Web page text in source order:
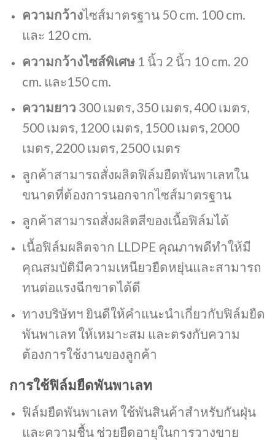
ความกว้างไซส์มาตรฐาน 50 cm. 100 cm.
และ 120 cm.
ความกว้างไซส์พิเศษ1 นิ้ว 2 นิ้ว 10 cm. 20
cm. และ150 cm.
ความยาว 300 เมตร, 350 เมตร, 400 เมตร,
500 เมตร, 1200 เมตร, 1500 เมตร, 2000
เมตร, 2200 เมตร, 2500 เมตร
ลูกค้าสามารถสั่งผลิตฟิล์มยืดพันพาเลทใน
ขนาดที่ต้องการนอกจากไซส์มาตรฐาน
ลูกค้าสามารถสั่งผลิตสีของเนื้อฟิล์มได้
เนื้อฟิล์มผลิตจาก LLDPE คุณภาพดีทำให้มี
คุณสมบัติมีความเหนียวยืดหยุ่นและสามารถ
ทนต่อแรงฉีกขาดได้ดี
ทางบริษัทฯ ยินดีให้คำแนะนำเกี่ยวกับฟิล์มยืด
พันพาเลท ให้เหมาะสม และตรงกับความ
ต้องการใช้งานของลูกค้า
การใช้ฟิล์มยืดพันพาเลท
ฟิล์มยืดพันพาเลท ใช้พันสินค้าสำหรับกันฝุ่น
และความชื้น ช่วยยืดอายุในการวางขาย